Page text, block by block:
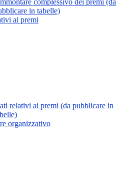
complessivo dei premi (da
in tabelle)
ai premi
relativi ai premi (da pubblicare in
organizzativo